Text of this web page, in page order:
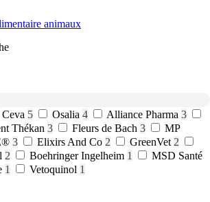
animaux
Ceva 5 Osalia 4 Alliance Pharma 3
Thékan 3 Fleurs de Bach 3
MP
3 Elixirs And Co 2 GreenVet 2
2 Boehringer Ingelheim 1
MSD Santé
1 Vetoquinol 1